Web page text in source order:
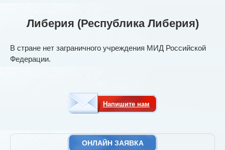
Либерия (Республика Либерия)
В стране нет заграничного учреждения МИД Российской
Федерации.
Напишите нам
ОНЛАЙН ЗАЯВКА